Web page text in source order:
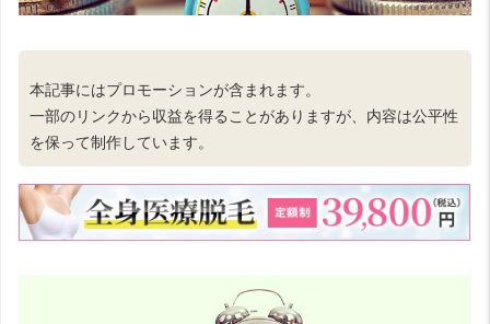
本記事にはプロモーションが含まれます。
一部のリンクから収益を得ることがありますが、内容は公平性
を保って制作しています。